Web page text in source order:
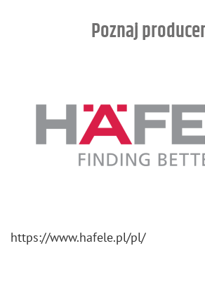
Poznaj
https://​www.​hafele.​pl/​pl/